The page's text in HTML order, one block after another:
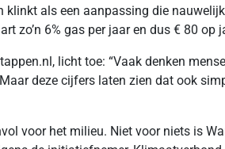
klinkt als een aanpassing die
zo’n 6% gas per jaar en dus € 80
licht toe: “Vaak denken
deze cijfers laten zien dat ook
voor het milieu. Niet voor niets is